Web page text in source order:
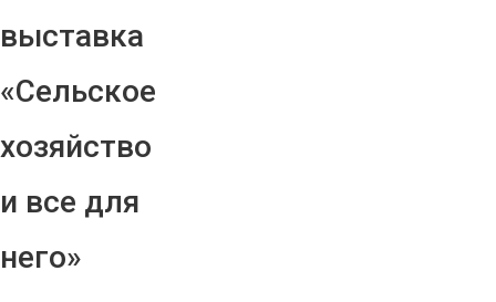
выставка
«Сельское
хозяйство
и все для
него»